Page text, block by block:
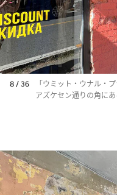
8 / 36
「ウミット・ウナル・
アズケセン通りの角にあ